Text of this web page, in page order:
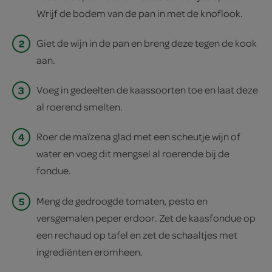
Wrijf de bodem van de pan in met de knoflook.
2
Giet de wijn in de pan en breng deze tegen de kook
aan.
3
Voeg in gedeelten de kaassoorten toe en laat deze
al roerend smelten.
4
Roer de maïzena glad met een scheutje wijn of
water en voeg dit mengsel al roerende bij de
fondue.
5
Meng de gedroogde tomaten, pesto en
versgemalen peper erdoor. Zet de kaasfondue op
een rechaud op tafel en zet de schaaltjes met
ingrediënten eromheen.